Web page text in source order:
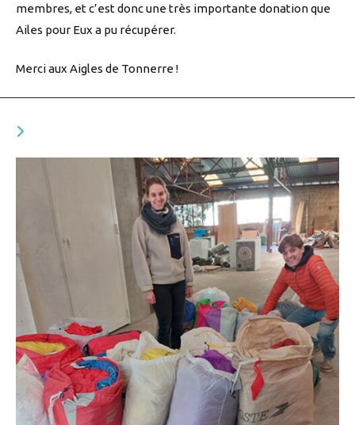
membres, et c’est donc une très importante donation que
Ailes pour Eux a pu récupérer.
Merci aux Aigles de Tonnerre !